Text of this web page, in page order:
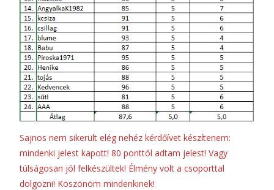
Sajnos nem sikerült elég nehéz kérdőívet készítenem:
mindenki jelest kapott! 80 ponttól adtam jelest! Vagy
túlságosan jól felkészültek! Élmény volt a csoporttal
dolgozni! Köszönöm mindenkinek!